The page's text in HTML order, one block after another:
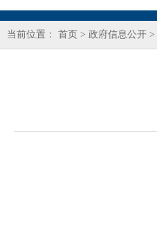
当前位置： 首页 > 政府信息公开 >